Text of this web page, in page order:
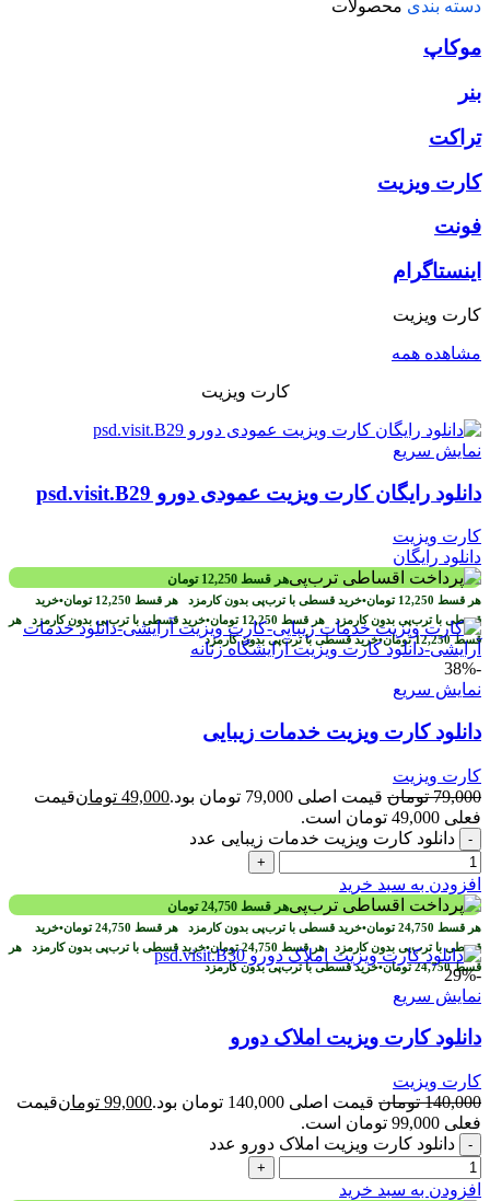
دسته بندی محصولات
موکاپ
بنر
تراکت
کارت ویزیت
فونت
اینستاگرام
کارت ویزیت
مشاهده همه
کارت ویزیت
نمایش سریع
دانلود رایگان کارت ویزیت عمودی دورو psd.visit.B29
کارت ویزیت
دانلود رایگان
هر قسط 12,250 تومان
هر قسط 12,250 تومان•خرید قسطی با ترب‌پی بدون کارمزد هر قسط 12,250 تومان•خرید
قسطی با ترب‌پی بدون کارمزد هر قسط 12,250 تومان•خرید قسطی با ترب‌پی بدون کارمزد هر
قسط12,250 تومان•خرید قسطی با ترب‌پی بدون کارمزد
-38%
نمایش سریع
دانلود کارت ویزیت خدمات زیبایی
کارت ویزیت
79,000 تومان قیمت اصلی 79,000 تومان بود. 49,000 تومانقیمت
فعلی 49,000 تومان است.
- دانلود کارت ویزیت خدمات زیبایی عدد
+
افزودن به سبد خرید
هر قسط 24,750 تومان
هر قسط 24,750 تومان•خرید قسطی با ترب‌پی بدون کارمزد هر قسط 24,750 تومان•خرید
قسطی با ترب‌پی بدون کارمزدهر قسط 24,750 تومان•خرید قسطی با ترب‌پی بدون کارمزد هر
قسط24,750 تومان•خرید قسطی با ترب‌پی بدون کارمزد
-29%
نمایش سریع
دانلود کارت ویزیت املاک دورو
کارت ویزیت
140,000 تومان قیمت اصلی 140,000 تومان بود. 99,000 تومانقیمت
فعلی 99,000 تومان است.
- دانلود کارت ویزیت املاک دورو عدد
+
افزودن به سبد خرید